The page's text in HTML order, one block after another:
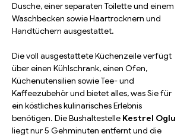
Dusche, einer separaten Toilette und einem
Waschbecken sowie Haartrocknern und
Handtüchern ausgestattet.
Die voll ausgestattete Küchenzeile verfügt
über einen Kühlschrank, einen Ofen,
Küchenutensilien sowie Tee- und
Kaffeezubehör und bietet alles, was Sie für
ein köstliches kulinarisches Erlebnis
benötigen. Die Bushaltestelle Kestrel Oglu
liegt nur 5 Gehminuten entfernt und die